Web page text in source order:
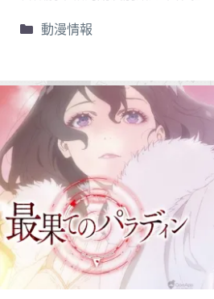
動漫情報